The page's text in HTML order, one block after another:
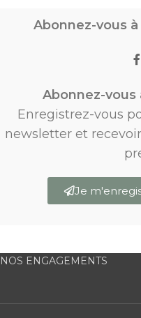
Abonnez-vous
Abonnez-
Enregistrez-vous
newsletter et
Je
NOS ENGAGEMENTS